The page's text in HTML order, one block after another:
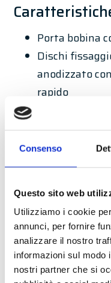
Consenso
Questo sito web
Utilizziamo i cookie
annunci, per fornire
analizzare il nostro
informazioni sul modo
nostri partner che si
Porta bobina
Dischi
anodizzato
rapido
motorizzato
stampa:
Modulo
Unità di
metallo
tasti funzione